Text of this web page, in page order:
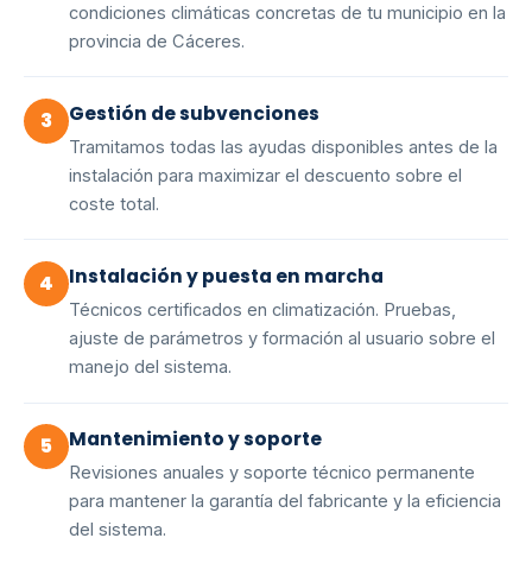
condiciones climáticas concretas de tu municipio en la
provincia de Cáceres.
3 Gestión de subvenciones
Tramitamos todas las ayudas disponibles antes de la
instalación para maximizar el descuento sobre el
coste total.
4 Instalación y puesta en marcha
Técnicos certificados en climatización. Pruebas,
ajuste de parámetros y formación al usuario sobre el
manejo del sistema.
5 Mantenimiento y soporte
Revisiones anuales y soporte técnico permanente
para mantener la garantía del fabricante y la eficiencia
del sistema.